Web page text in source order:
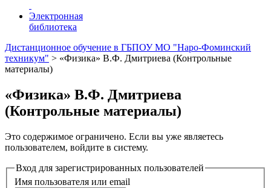
Электронная
библиотека
Дистанционное обучение в ГБПОУ МО "Наро-Фоминский
техникум" > «Физика» В.Ф. Дмитриева (Контрольные
материалы)
«Физика» В.Ф. Дмитриева
(Контрольные материалы)
Это содержимое ограничено. Если вы уже являетесь
пользователем, войдите в систему.
Вход для зарегистрированных пользователей
Имя пользователя или email